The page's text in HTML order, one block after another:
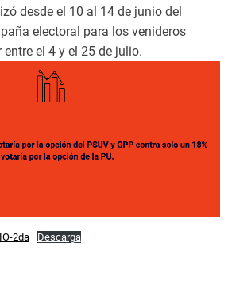
desde el 10 al 14 de junio del
electoral para los venideros
el 4 y el 25 de julio.
2da Descarga